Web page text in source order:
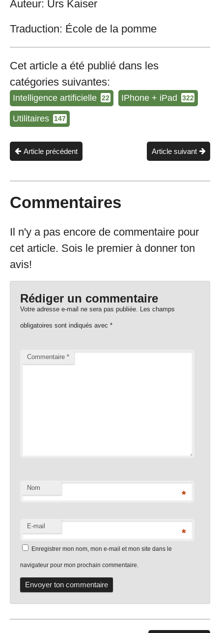
Auteur: Urs Kaiser
Traduction: École de la pomme
Cet article a été publié dans les
catégories suivantes:
Intelligence artificielle 22 IPhone + iPad 322
Utilitaires 147
Article suivant
Article précédent
Commentaires
Il n'y a pas encore de commentaire pour
cet article. Sois le premier à donner ton
avis!
Rédiger un commentaire
Votre adresse e-mail ne sera pas publiée. Les champs
obligatoires sont indiqués avec *
Commentaire *
Nom
*
E-mail
*
Enregistrer mon nom, mon e-mail et mon site dans le
navigateur pour mon prochain commentaire.